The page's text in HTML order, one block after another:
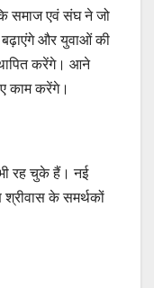
समाज एवं संघ ने जो
बढ़ाएंगे और युवाओं की
करेंगे। आने
काम करेंगे।
भी रह चुके हैं। नई
श्रीवास के समर्थकों